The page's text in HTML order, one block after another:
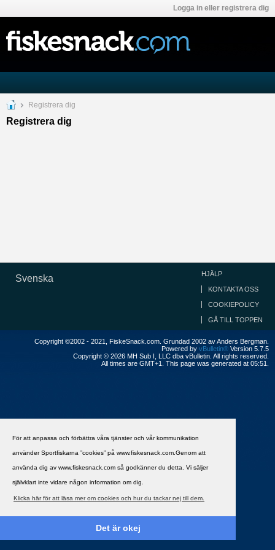
För att anpassa och förbättra våra tjänster och vår kommunikation
använder Sportfiskarna ”cookies” på www.fiskesnack.com.Genom att
använda dig av www.fiskesnack.com så godkänner du detta. Vi säljer
självklart inte vidare någon information om dig.
Klicka här för att läsa mer om cookies och hur du tackar nej till dem.
Det är okej
Logga in eller registrera dig
Registrera dig
Registrera dig
Svenska HJÄLP
KONTAKTA OSS
COOKIEPOLICY
GÅ TILL TOPPEN
Copyright ©2002 - 2021, FiskeSnack.com. Grundad 2002 av Anders Bergman.
Powered by vBulletin® Version 5.7.5
Copyright © 2026 MH Sub I, LLC dba vBulletin. All rights reserved.
All times are GMT+1. This page was generated at 05:51.